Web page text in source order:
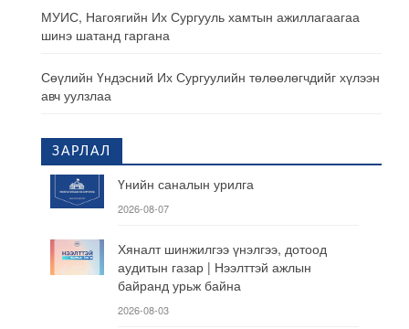
МУИС, Нагоягийн Их Сургууль хамтын ажиллагаагаа
шинэ шатанд гаргана
Сөүлийн Үндэсний Их Сургуулийн төлөөлөгчдийг хүлээн
авч уулзлаа
ЗАРЛАЛ
Үнийн саналын урилга
2026-08-07
Хяналт шинжилгээ үнэлгээ, дотоод
аудитын газар | Нээлттэй ажлын
байранд урьж байна
2026-08-03